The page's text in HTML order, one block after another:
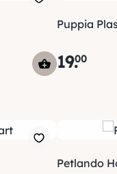
Puppia
19.00
Petlando